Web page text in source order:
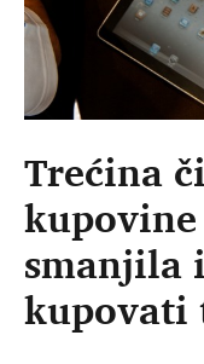
Trećina
smanjila
kupovati